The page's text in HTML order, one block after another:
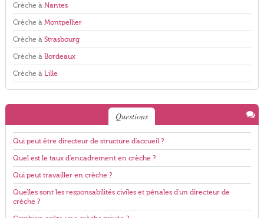
Crèche à Nantes
Crèche à Montpellier
Crèche à Strasbourg
Crèche à Bordeaux
Crèche à Lille
Questions
Qui peut être directeur de structure d'accueil ?
Quel est le taux d'encadrement en crèche ?
Qui peut travailler en crèche ?
Quelles sont les responsabilités civiles et pénales d'un directeur de
crèche ?